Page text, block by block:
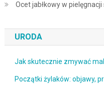
Ocet jabłkowy w
URODA
Jak skutecznie zmywać
Początki żylaków: objawy,